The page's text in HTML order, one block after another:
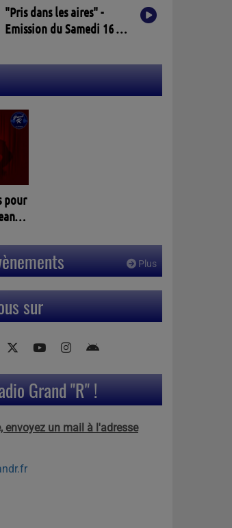
"Pris dans les aires" -
Emission du Samedi 16 Mai
pour
Plus
sur
Grand "R" !
envoyez un mail à l'adresse